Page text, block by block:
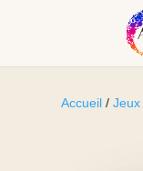
Accueil /Jeux